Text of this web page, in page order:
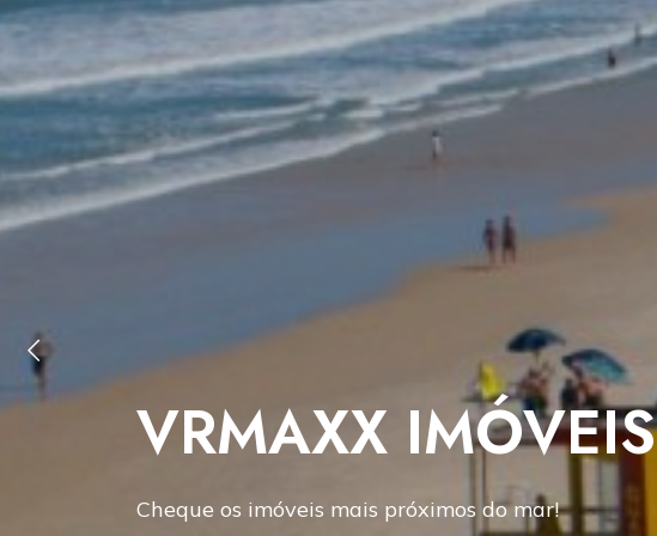
VRMAXX IMÓVEIS
Cheque os imóveis mais próximos do mar!
Anterior